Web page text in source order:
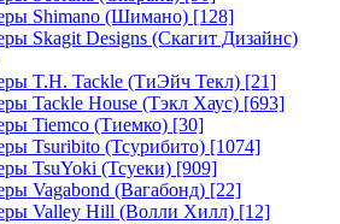
Shimano (Шимано) [128]
Skagit Designs (Скагит Дизайнс)
T.H. Tackle (ТиЭйч Текл) [21]
Tackle House (Тэкл Хаус) [693]
Tiemco (Тиемко) [30]
Tsuribito (Тсурибито) [1074]
TsuYoki (Тсуеки) [909]
Vagabond (Вагабонд) [22]
Valley Hill (Волли Хилл) [12]